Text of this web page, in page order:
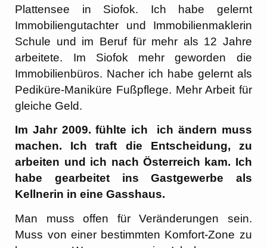
Plattensee in Siofok. Ich habe gelernt
Immobiliengutachter und Immobilienmaklerin
Schule und im Beruf für mehr als 12 Jahre
arbeitete. Im Siofok mehr geworden die
Immobilienbüros. Nacher ich habe gelernt als
Pediküre-Maniküre Fußpflege. Mehr Arbeit für
gleiche Geld.
Im Jahr 2009. fühlte ich ich ändern muss
machen. Ich traft die Entscheidung, zu
arbeiten und ich nach Österreich kam. Ich
habe gearbeitet ins Gastgewerbe als
Kellnerin in eine Gasshaus.
Man muss offen für Veränderungen sein.
Muss von einer bestimmten Komfort-Zone zu